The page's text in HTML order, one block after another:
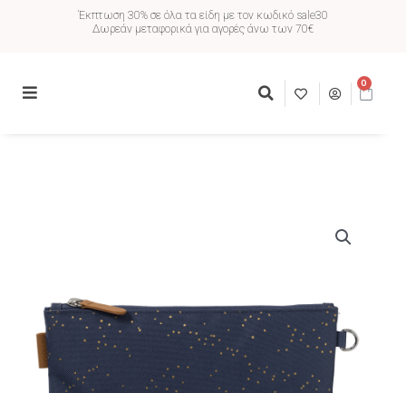
Έκπτωση 30% σε όλα τα είδη με τον κωδικό sale30
Δωρεάν μεταφορικά για αγορές άνω των 70€
0